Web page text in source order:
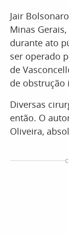
Jair
Minas
durante ato
ser operado
de
de obstrução
Diversas
então. O
Oliveira,